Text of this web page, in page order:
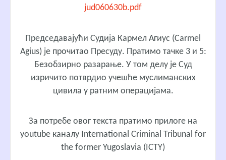
jud060630b.pdf
Председавајући Судија Кармел Агиус (Carmel
Agius) је прочитао Пресуду. Пратимо тачке 3 и 5:
Безобзирно разарање. У том делу је Суд
изричито потврдио учешће муслиманских
цивила у ратним операцијама.
За потребе овог текста пратимо прилоге на
youtube каналу International Criminal Tribunal for
the former Yugoslavia (ICTY)